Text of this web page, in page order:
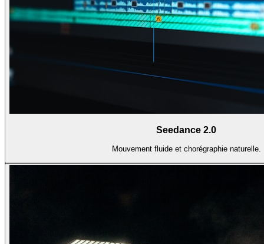
Seedance 2.0
Mouvement fluide et chorégraphie naturelle.